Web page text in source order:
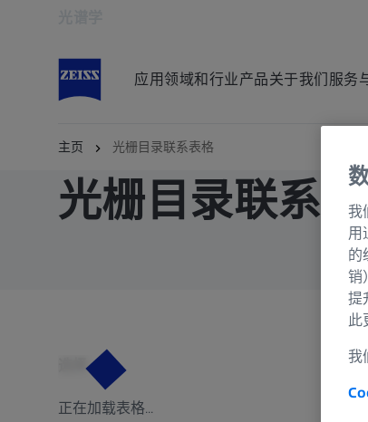
应用领域和行业产品关于我们 服务
主页 光栅目录联系表格
光栅目录联系
正在加载表格...
选择
我
用
的
销
提
此
我